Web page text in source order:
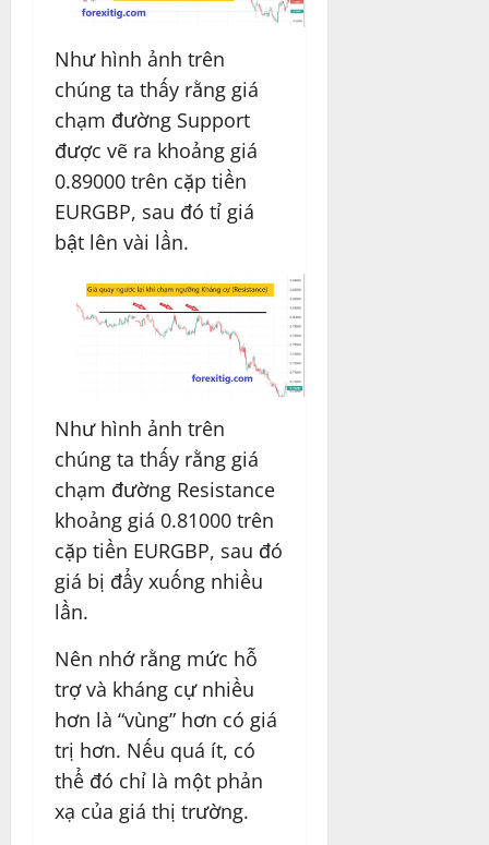
Như hình ảnh trên
chúng ta thấy rằng giá
chạm đường Support
được vẽ ra khoảng giá
0.89000 trên cặp tiền
EURGBP, sau đó tỉ giá
bật lên vài lần.
Như hình ảnh trên
chúng ta thấy rằng giá
chạm đường Resistance
khoảng giá 0.81000 trên
cặp tiền EURGBP, sau đó
giá bị đẩy xuống nhiều
lần.
Nên nhớ rằng mức hỗ
trợ và kháng cự nhiều
hơn là “vùng” hơn có giá
trị hơn. Nếu quá ít, có
thể đó chỉ là một phản
xạ của giá thị trường.